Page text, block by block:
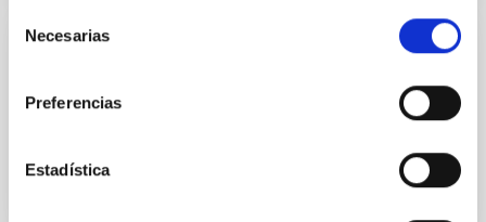
Necesarias
Preferencias
Estadística
La estructura y evolución de las galaxias y